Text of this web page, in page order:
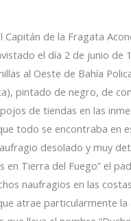
de la Fragata
el día 2 de junio de
al Oeste de Bahía
pintado de negro, de
de tiendas en las
todo se encontraba en
desolado y muy
en Tierra del Fuego” el
naufragios en las
atrae particularmente la